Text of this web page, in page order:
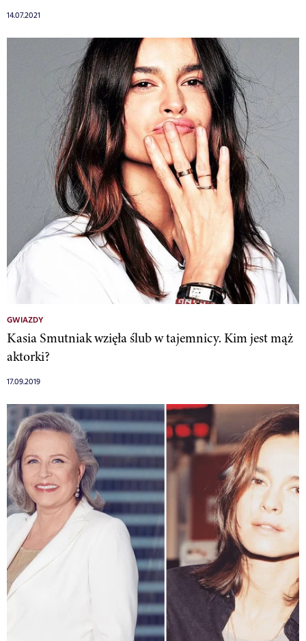
14.07.2021
GWIAZDY
Kasia Smutniak wzięła ślub w tajemnicy. Kim jest mąż
aktorki?
17.09.2019